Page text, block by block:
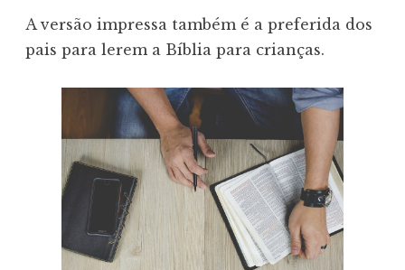
A versão impressa também é a preferida dos
pais para lerem a Bíblia para crianças.